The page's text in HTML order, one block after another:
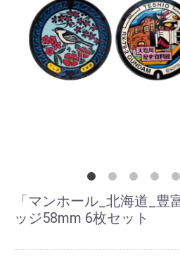
「マンホール_北海道_豊
ッジ58mm 6枚セット